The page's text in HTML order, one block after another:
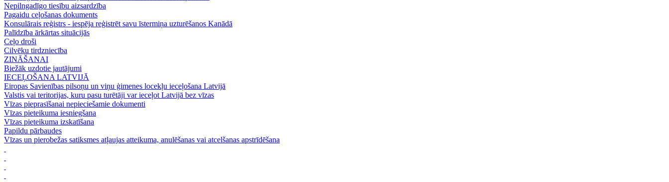
Nepilngadīgo tiesību aizsardzība
Pagaidu ceļošanas dokuments
Konsulārais reģistrs - iespēja reģistrēt savu īstermiņa uzturēšanos Kanādā
Palīdzība ārkārtas situācijās
Ceļo droši
Cilvēku tirdzniecība
ZINĀŠANAI
Biežāk uzdotie jautājumi
IECEĻOŠANA LATVIJĀ
Eiropas Savienības pilsoņu un viņu ģimenes locekļu ieceļošana Latvijā
Valstis vai teritorijas, kuru pasu turētāji var ieceļot Latvijā bez vīzas
Vīzas pieprasīšanai nepieciešamie dokumenti
Vīzas pieteikuma iesniegšana
Vīzas pieteikuma izskatīšana
Papildu pārbaudes
Vīzas un pierobežas satiksmes atļaujas atteikuma, anulēšanas vai atcelšanas apstrīdēšana